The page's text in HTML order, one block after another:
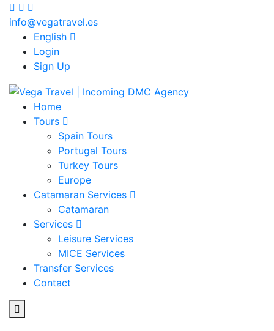
info@vegatravel.es
English
Login
Sign Up
Home
Tours
Spain Tours
Portugal Tours
Turkey Tours
Europe
Catamaran Services
Catamaran
Services
Leisure Services
MICE Services
Transfer Services
Contact